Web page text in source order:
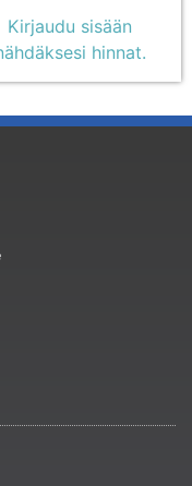
Kirjaudu sisään
hinnat.